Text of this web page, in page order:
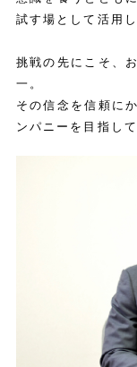
試す場として活用
挑戦の先にこそ、
一。
その信念を信頼に
ンパニーを目指し